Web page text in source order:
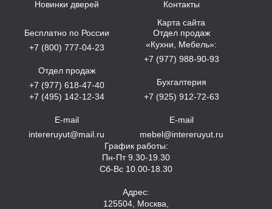
Новинки дверей
Контакты
Карта сайта
Бесплатно по России
+7 (800) 777-04-23
Отдел продаж
+7 (977) 618-47-40
+7 (495) 142-12-34
E-mail
intereruyut@mail.ru
Отдел продаж
«Кухни, Мебель»:
+7 (977) 988-90-93
Бухгалтерия
+7 (925) 912-72-63
E-mail
mebel@intereruyut.ru
График работы:
Пн-Пт 9.30-19.30
Сб-Вс 10.00-18.30
Адрес:
125504, Москва,